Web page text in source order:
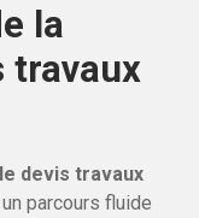
la
travaux
devis travaux
parcours fluide